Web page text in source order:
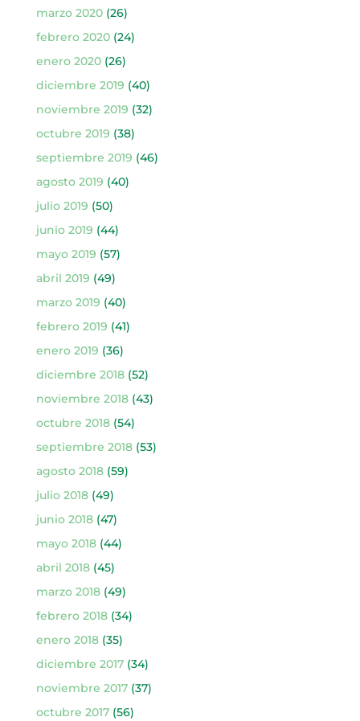
marzo 2020(26)
febrero 2020(24)
enero 2020(26)
diciembre 2019 (40)
noviembre 2019 (32)
octubre 2019 (38)
septiembre 2019 (46)
agosto 2019 (40)
julio 2019 (50)
junio 2019 (44)
mayo 2019 (57)
abril 2019 (49)
marzo 2019 (40)
febrero 2019 (41)
enero 2019 (36)
diciembre 2018(52)
noviembre 2018(43)
octubre 2018(54)
septiembre 2018(53)
agosto 2018(59)
julio 2018(49)
junio 2018(47)
mayo 2018(44)
abril 2018(45)
marzo 2018(49)
febrero 2018(34)
enero 2018(35)
diciembre 2017(34)
noviembre 2017(37)
octubre 2017(56)